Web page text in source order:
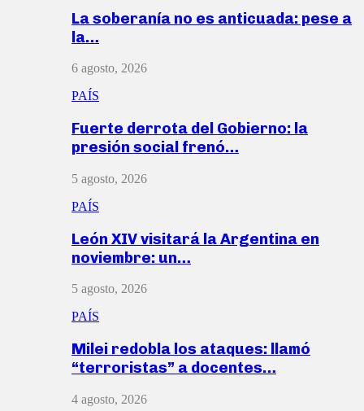
La soberanía no es anticuada: pese a
la…
6 agosto, 2026
PAÍS
Fuerte derrota del Gobierno: la
presión social frenó…
5 agosto, 2026
PAÍS
León XIV visitará la Argentina en
noviembre: un…
5 agosto, 2026
PAÍS
Milei redobla los ataques: llamó
“terroristas” a docentes…
4 agosto, 2026